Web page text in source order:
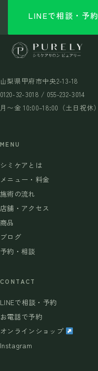
LINEで相談・予約
山梨県甲府市中央2-13-18
0120-32-3018 / 055-232-3014
月〜金 10:00–18:00（土日祝休）
MENU
シミケアとは
メニュー・料金
施術の流れ
店舗・アクセス
商品
ブログ
予約・相談
CONTACT
LINEで相談・予約
お電話で予約
オンラインショップ
Instagram